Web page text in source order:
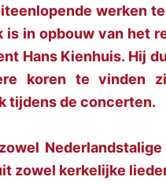
werken
in opbouw van het
Hans Kienhuis. Hij
koren te vinden
tijdens de concerten.
zowel kerkelijke